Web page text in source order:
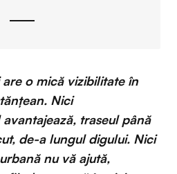
o mică vizibilitate în
Nici
traseul până
de-a lungul digului. Nici
nu vă ajută,